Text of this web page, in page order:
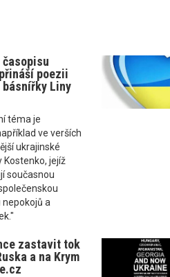
poezii
Liny
téma je
ve verších
ukrajinské
Kostenko, jejíž
současnou
a
zastavit tok
a na Krym